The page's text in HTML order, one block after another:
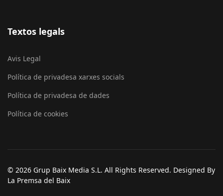
Textos legals
Avis Legal
Política de privadesa xarxes socials
Política de privadesa de dades
Política de cookies
© 2026 Grup Baix Media S.L. All Rights Reserved. Designed By
La Premsa del Baix